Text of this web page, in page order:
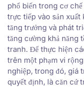
phổ biến trong cơ
trực tiếp vào sản
tăng trưởng và phát
tăng cường khả năng
tranh. Để thực hiện
trên một phạm vi
nghiệp, trong đó, giá
quyết định, là căn cứ